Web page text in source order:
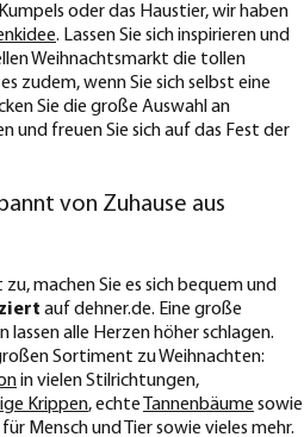
oder das Haustier, wir haben
. Lassen Sie sich inspirieren und
Weihnachtsmarkt die tollen
zudem, wenn Sie sich selbst eine
Sie die große Auswahl an
und freuen Sie sich auf das Fest der
von Zuhause aus
machen Sie es sich bequem und
auf dehner.de. Eine große
lassen alle Herzen höher schlagen.
Sortiment zu Weihnachten:
in vielen Stilrichtungen,
Krippen, echte Tannenbäume sowie
Mensch und Tier sowie vieles mehr.